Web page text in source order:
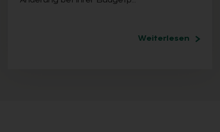
Weiterlesen